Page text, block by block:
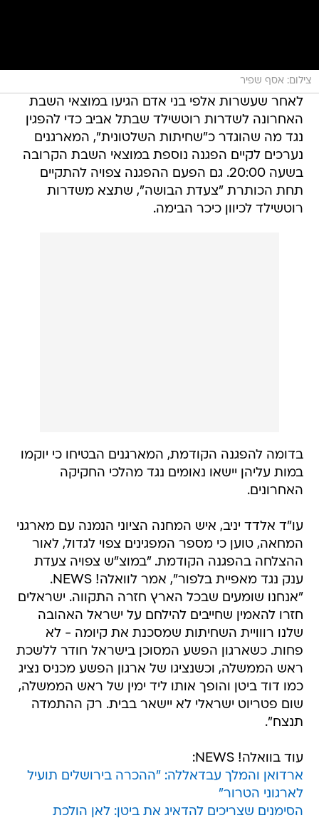
צילום: אסף שפיר
לאחר שעשרות אלפי בני אדם הגיעו במוצאי השבת
האחרונה לשדרות רוטשילד שבתל אביב כדי להפגין
נגד מה שהוגדר כ"שחיתות השלטונית", המארגנים
נערכים לקיים הפגנה נוספת במוצאי השבת הקרובה
בשעה 20:00. גם הפעם ההפגנה צפויה להתקיים
תחת הכותרת "צעדת הבושה", שתצא משדרות
רוטשילד לכיוון כיכר הבימה.
בדומה להפגנה הקודמת, המארגנים הבטיחו כי יוקמו
במות עליהן יישאו נאומים נגד מהלכי החקיקה
האחרונים.
עו"ד אלדד יניב, איש המחנה הציוני הנמנה עם מארגני
המחאה, טוען כי מספר המפגינים צפוי לגדול, לאור
ההצלחה בהפגנה הקודמת. "במוצ"ש צפויה צעדת
ענק נגד מאפיית בלפור", אמר לוואלה! NEWS.
"אנחנו שומעים שבכל הארץ חזרה התקווה. ישראלים
חזרו להאמין שחייבים להילחם על ישראל האהובה
שלנו רווויית השחיתות שמסכנת את קיומה - לא
פחות. כשארגון הפשע המסוכן בישראל חודר ללשכת
ראש הממשלה, וכשנציגו של ארגון הפשע מכניס נציג
כמו דוד ביטן והופך אותו ליד ימין של ראש הממשלה,
שום פטריוט ישראלי לא יישאר בבית. רק ההתמדה
תנצח".
עוד בוואלה! NEWS:
ארדואן והמלך עבדאללה: "ההכרה בירושלים תועיל
לארגוני הטרור"
הסימנים שצריכים להדאיג את ביטן: לאן הולכת